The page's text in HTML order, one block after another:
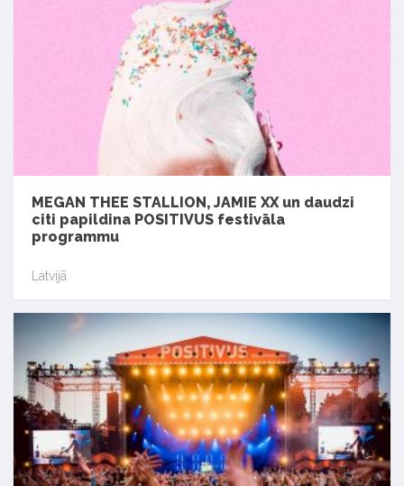
MEGAN THEE STALLION, JAMIE XX un daudzi
citi papildina POSITIVUS festivāla
programmu
Latvijā